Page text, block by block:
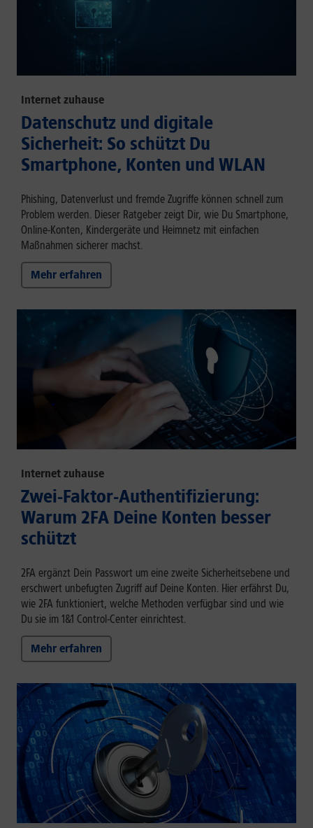
Internet zuhause
Datenschutz und digitale
Sicherheit: So schützt Du
Smartphone, Konten und WLAN
Phishing, Datenverlust und fremde Zugriffe können schnell zum
Problem werden. Dieser Ratgeber zeigt Dir, wie Du Smartphone,
Online-Konten, Kindergeräte und Heimnetz mit einfachen
Maßnahmen sicherer machst.
Mehr erfahren
Internet zuhause
Zwei-Faktor-Authentifizierung:
Warum 2FA Deine Konten besser
schützt
2FA ergänzt Dein Passwort um eine zweite Sicherheitsebene und
erschwert unbefugten Zugriff auf Deine Konten. Hier erfährst Du,
wie 2FA funktioniert, welche Methoden verfügbar sind und wie
Du sie im 1&1 Control-Center einrichtest.
Mehr erfahren